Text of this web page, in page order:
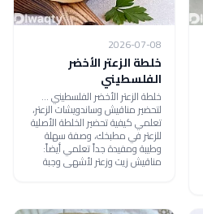
2026-07-08
خلطة الزعتر الأخضر
الفلسطيني
خلطة الزعتر الأخضر الفلسطيني ...
لتحضير مناقيش وساندويشات الزعتر،
تعلمي كيفية تحضير الخلطة الأصلية
للزعتر في مطبخك، وصفة سهلة
وطيبة ومفيدة جداً تعلمي أيضاً:
مناقيش زيت وزعتر لأشهى وجبة